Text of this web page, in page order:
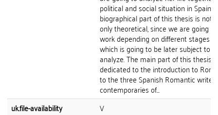
political and social situation in Spain.
biographical part of this thesis is not
only theoretical, since we are going
work depending on different stages
which is going to be later subject to
analyze. The main part of this thesis
dedicated to the introduction to
to the three Spanish Romantic
contemporaries of...
uk.file-availability
V